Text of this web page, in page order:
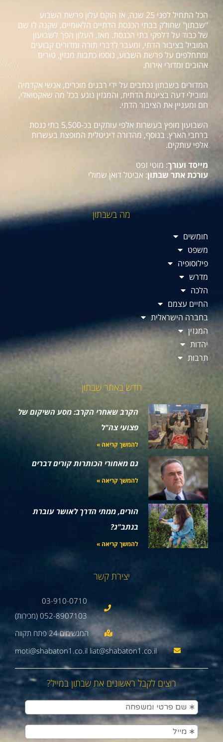
הכל התחיל לפני 25 שנה, אז הוקם עלון פרשת השבוע
"שבתון" שחולק בבתי הכנסת הדתיים הלאומיים, שקנה לו שם
של כבוד על דלפקי בתי הכנסת. מאז, העלון הפך לשבועון
המוביל בציבור הדתי, ומעבר לדברי תורה ומדורים קבועים
ומתחלפים על פרשת השבוע, נוספו כתבות מגזין, טורים
אהובים ומדורי אירוח.
המדורים בשבתון נכתבים על ידי רבנים מוכרים, אנשי אקדמיה
ומובילי דעה בציונות הדתית, והמגזין נוגע בכל מה שאקטואלי,
חם ומעניין את הציבור הדתי.
השבועון מופץ בעשרות אלפי עותקים בכ-5,500 בתי כנסת
ברחבי הארץ. בנוסף, מהדורה דיגיטלית המופצת בעשרות
אלפי עותקים.
מייסד ועורך: מוטי זפט
עורכת אתר שבתון: אביטל דואן שמולי
מה בשבתון
חומשים
משפט
פילוסופיה
מדרש
הלכה
החיים עצמם
בחברה הישראלית
המגזין
יהדות
תרבות
חדש באתר שבתון
הקרב שאחרי הקרב: מסע השיקום של
פצועי צה"ל
להמשך קריאה »
גם מאחורי הכותרות קורים דברים
להמשך קריאה »
הורים, ממתי הדרך לאושר עוברת
בנתב"ג?
להמשך קריאה »
יצירת קשר
03-910-0710
052-8907103 (מכירות)
moti@shabaton1.co.il liat@shabaton1.co.il
רוצים לקבל ראשונים את שבתון במייל?